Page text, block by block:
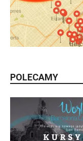
POLECAMY